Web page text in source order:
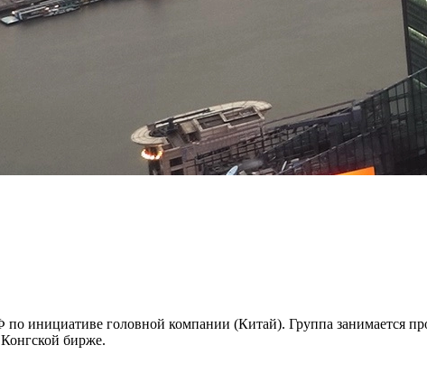
инициативе головной компании (Китай). Группа занимается
бирже.